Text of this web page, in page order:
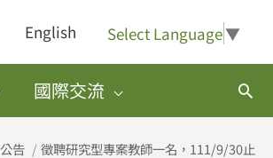
English Select Language▼
國際交流
搜
尋
公告 徵聘研究型專案教師一名，111/9/30止